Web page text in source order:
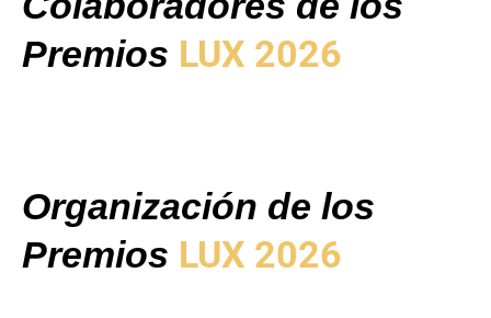
Premios LUX 2026
Organización de los
Premios LUX 2026